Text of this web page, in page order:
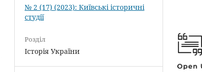
№ 2 (17) (2023): Київські історичні
студії
Розділ
Історія України